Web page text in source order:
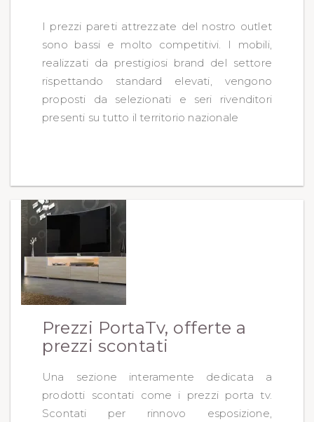
I prezzi pareti attrezzate del nostro outlet
sono bassi e molto competitivi. I mobili,
realizzati da prestigiosi brand del settore
rispettando standard elevati, vengono
proposti da selezionati e seri rivenditori
presenti su tutto il territorio nazionale
Prezzi PortaTv, offerte a
prezzi scontati
Una sezione interamente dedicata a
prodotti scontati come i prezzi porta tv.
Scontati per rinnovo esposizione,